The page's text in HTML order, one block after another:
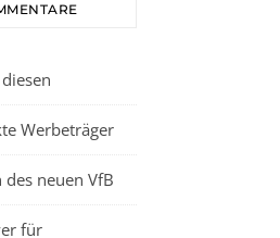
Werbeträger
des neuen VfB
für